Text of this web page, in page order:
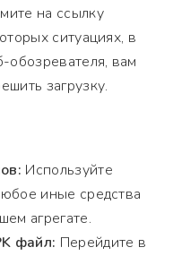
на ссылку
ситуациях, в
обозревателя, вам
загрузку.
Используйте
иные средства
агрегате.
файл: Перейдите в